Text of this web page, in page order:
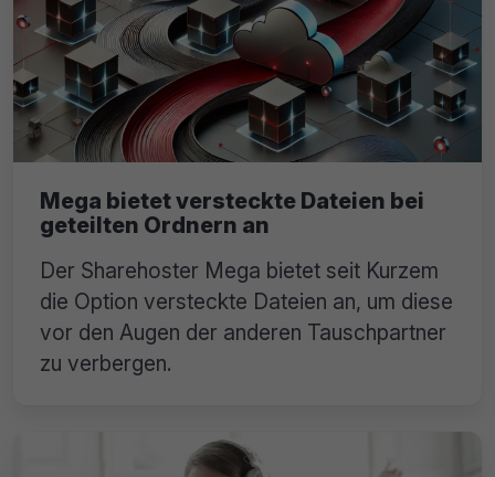
Mega bietet versteckte Dateien bei
geteilten Ordnern an
Der Sharehoster Mega bietet seit Kurzem
die Option versteckte Dateien an, um diese
vor den Augen der anderen Tauschpartner
zu verbergen.